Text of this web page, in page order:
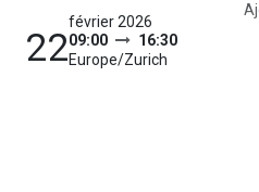
22
février 2026
09:00
16:30
Europe/Zurich